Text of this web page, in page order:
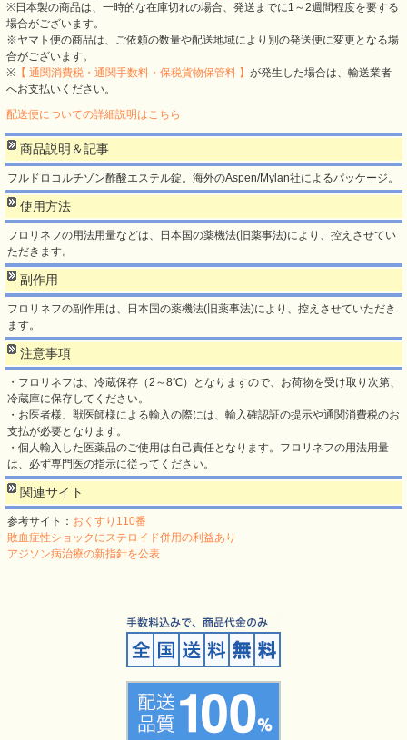
※日本製の商品は、一時的な在庫切れの場合、発送までに1～2週間程度を要する
場合がございます。
※ヤマト便の商品は、ご依頼の数量や配送地域により別の発送便に変更となる場
合がございます。
※ 【 通関消費税・通関手数料・保税貨物保管料 】 が発生した場合は、輸送業者
へお支払いください。
配送便についての詳細説明はこちら
商品説明＆記事
フルドロコルチゾン酢酸エステル錠。海外のAspen/Mylan社によるパッケージ。
使用方法
フロリネフの用法用量などは、日本国の薬機法(旧薬事法)により、控えさせてい
ただきます。
副作用
フロリネフの副作用は、日本国の薬機法(旧薬事法)により、控えさせていただき
ます。
注意事項
・フロリネフは、冷蔵保存（2～8℃）となりますので、お荷物を受け取り次第、
冷蔵庫に保存してください。
・お医者様、獣医師様による輸入の際には、輸入確認証の提示や通関消費税のお
支払が必要となります。
・個人輸入した医薬品のご使用は自己責任となります。フロリネフの用法用量
は、必ず専門医の指示に従ってください。
関連サイト
参考サイト： おくすり110番
敗血症性ショックにステロイド併用の利益あり
アジソン病治療の新指針を公表